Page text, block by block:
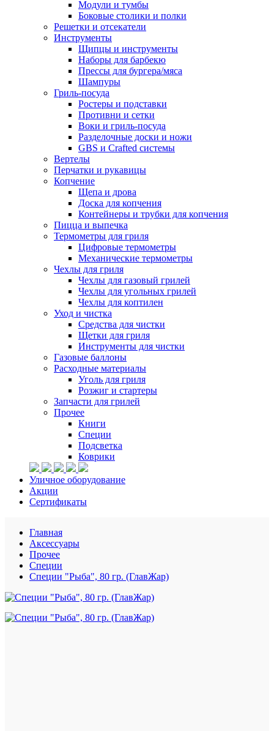
Модули и тумбы
Боковые столики и полки
Решетки и отсекатели
Инструменты
Щипцы и инструменты
Наборы для барбекю
Прессы для бургера/мяса
Шампуры
Гриль-посуда
Ростеры и подставки
Противни и сетки
Воки и гриль-посуда
Разделочные доски и ножи
GBS и Crafted системы
Вертелы
Перчатки и рукавицы
Копчение
Щепа и дрова
Доска для копчения
Контейнеры и трубки для копчения
Пицца и выпечка
Термометры для гриля
Цифровые термометры
Механические термометры
Чехлы для гриля
Чехлы для газовый грилей
Чехлы для угольных грилей
Чехлы для коптилен
Уход и чистка
Средства для чистки
Щетки для гриля
Инструменты для чистки
Газовые баллоны
Расходные материалы
Уголь для гриля
Розжиг и стартеры
Запчасти для грилей
Прочее
Книги
Специи
Подсветка
Коврики
Уличное оборудование
Акции
Сертификаты
Главная
Аксессуары
Прочее
Специи
Специи "Рыба", 80 гр. (ГлавЖар)